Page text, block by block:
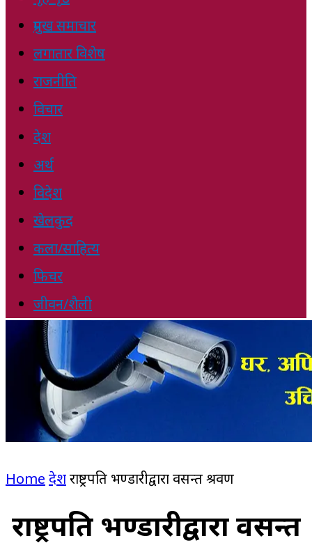
प्रमुख समाचार
लगातार विशेष
राजनीति
विचार
देश
अर्थ
विदेश
खेलकुद
कला/साहित्य
फिचर
जीवन/शैली
Home देशराष्ट्रपति भण्डारीद्वारा वसन्त श्रवण
राष्ट्रपति भण्डारीद्वारा वसन्त